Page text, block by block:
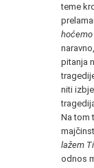
teme
pitanja
niti
Na tom
lažem
odnos